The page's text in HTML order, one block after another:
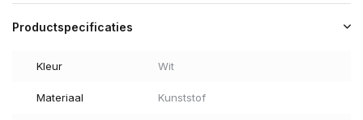
Productspecificaties
Kleur Wit
Materiaal Kunststof